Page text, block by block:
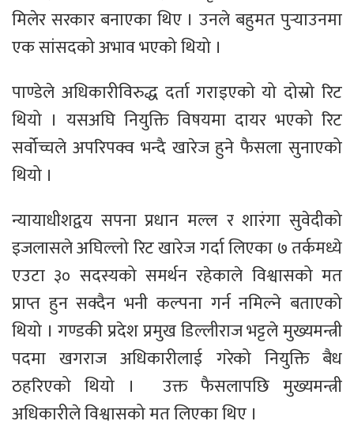
मिलेर सरकार बनाएका थिए । उनले बहुमत पुर्‍याउनमा
एक सांसदको अभाव भएको थियो ।
पाण्डेले अधिकारीविरुद्ध दर्ता गराइएको यो दोस्रो रिट
थियो । यसअघि नियुक्ति विषयमा दायर भएको रिट
सर्वोच्चले अपरिपक्व भन्दै खारेज हुने फैसला सुनाएको
थियो ।
न्यायाधीशद्वय सपना प्रधान मल्ल र शारंगा सुवेदीको
इजलासले अघिल्लो रिट खारेज गर्दा लिएका ७ तर्कमध्ये
एउटा ३० सदस्यको समर्थन रहेकाले विश्वासको मत
प्राप्त हुन सक्दैन भनी कल्पना गर्न नमिल्ने बताएको
थियो । गण्डकी प्रदेश प्रमुख डिल्लीराज भट्टले मुख्यमन्त्री
पदमा खगराज अधिकारीलाई गरेको नियुक्ति बैध
ठहरिएको थियो । उक्त फैसलापछि मुख्यमन्त्री
अधिकारीले विश्वासको मत लिएका थिए ।